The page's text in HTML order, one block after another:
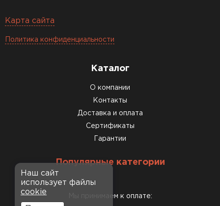
Карта сайта
Политика конфиденциальности
Каталог
О компании
Контакты
Доставка и оплата
Сертификаты
Гарантии
Популярные категории
Мы принимаем к оплате:
Наш сайт
использует файлы
cookie